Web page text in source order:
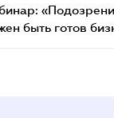
быть готов